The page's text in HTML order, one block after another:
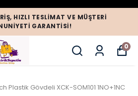
HIZLI TESLIMAT VE MÜŞTERI
GARANTISI!
0
Plastik Gövdeli XCK-SOM101 1NO+1NC